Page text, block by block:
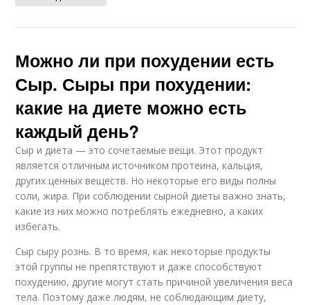
Можно ли при похудении есть
Сыр. Сыры при похудении:
какие на диете можно есть
каждый день?
Сыр и диета — это сочетаемые вещи. Этот продукт
является отличным источником протеина, кальция,
других ценных веществ. Но некоторые его виды полны
соли, жира. При соблюдении сырной диеты важно знать,
какие из них можно потреблять ежедневно, а каких
избегать.
Сыр сыру рознь. В то время, как некоторые продукты
этой группы не препятствуют и даже способствуют
похудению, другие могут стать причиной увеличения веса
тела. Поэтому даже людям, не соблюдающим диету,